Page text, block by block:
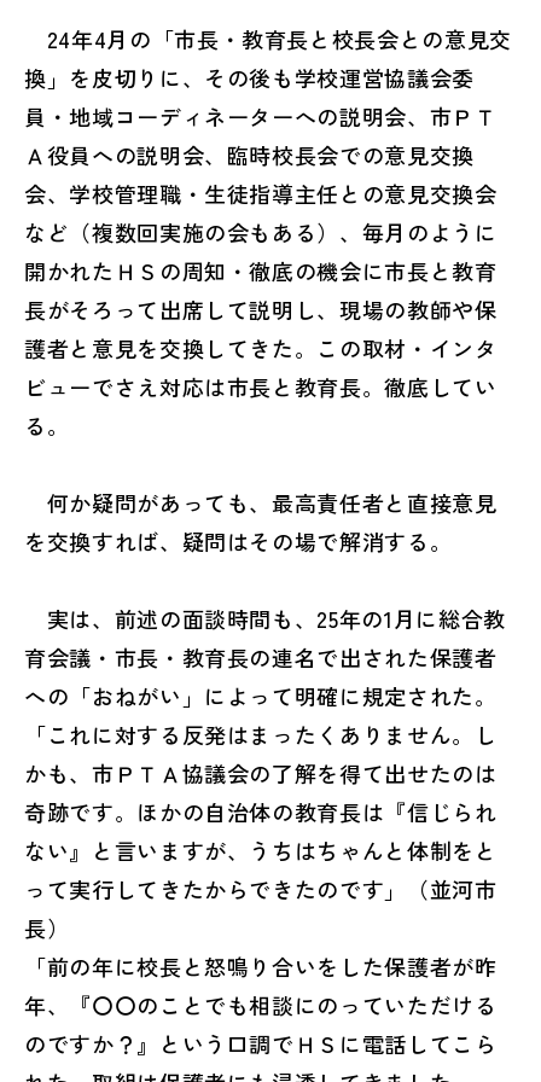
24年4月の「市長・教育長と校長会との意見交
換」を皮切りに、その後も学校運営協議会委
員・地域コーディネーターへの説明会、市ＰＴ
Ａ役員への説明会、臨時校長会での意見交換
会、学校管理職・生徒指導主任との意見交換会
など（複数回実施の会もある）、毎月のように
開かれたＨＳの周知・徹底の機会に市長と教育
長がそろって出席して説明し、現場の教師や保
護者と意見を交換してきた。この取材・インタ
ビューでさえ対応は市長と教育長。徹底してい
る。
何か疑問があっても、最高責任者と直接意見
を交換すれば、疑問はその場で解消する。
実は、前述の面談時間も、25年の1月に総合教
育会議・市長・教育長の連名で出された保護者
への「おねがい」によって明確に規定された。
「これに対する反発はまったくありません。し
かも、市ＰＴＡ協議会の了解を得て出せたのは
奇跡です。ほかの自治体の教育長は『信じられ
ない』と言いますが、うちはちゃんと体制をと
って実行してきたからできたのです」（並河市
長）
「前の年に校長と怒鳴り合いをした保護者が昨
年、『〇〇のことでも相談にのっていただける
のですか？』という口調でＨＳに電話してこら